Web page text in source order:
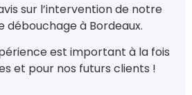
sur l’intervention de notre
débouchage à Bordeaux.
est important à la fois
et pour nos futurs clients !